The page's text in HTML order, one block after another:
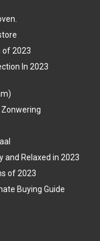
of 2023
In 2023
Zonwering
and Relaxed in 2023
of 2023
Buying Guide